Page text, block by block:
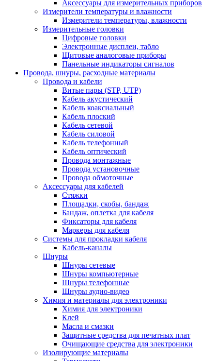
Аксессуары для измерительных приборов
Измерители температуры и влажности
Измерители температуры, влажности
Измерительные головки
Цифровые головки
Электронные дисплеи, табло
Щитовые аналоговые приборы
Панельные индикаторы сигналов
Провода, шнуры, расходные материалы
Провода и кабели
Витые пары (STP, UTP)
Кабель акустический
Кабель коаксиальный
Кабель плоский
Кабель сетевой
Кабель силовой
Кабель телефонный
Кабель оптический
Провода монтажные
Провода установочные
Провода обмоточные
Аксессуары для кабелей
Стяжки
Площадки, скобы, бандаж
Бандаж, оплетка для кабеля
Фиксаторы для кабеля
Маркеры для кабеля
Системы для прокладки кабеля
Кабель-каналы
Шнуры
Шнуры сетевые
Шнуры компьютерные
Шнуры телефонные
Шнуры аудио-видео
Химия и материалы для электроники
Химия для электроники
Клей
Масла и смазки
Защитные средства для печатных плат
Очищающие средства для электроники
Изолирующие материалы